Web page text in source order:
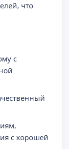
что
с
с хорошей